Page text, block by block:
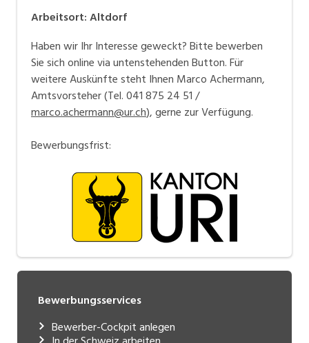
Arbeitsort:Altdorf
Haben wir Ihr Interesse geweckt? Bitte bewerben
Sie sich online via untenstehenden Button. Für
weitere Auskünfte steht Ihnen Marco Achermann,
Amtsvorsteher (Tel. 041 875 24 51 /
marco.achermann@ur.ch), gerne zur Verfügung.
Bewerbungsfrist:
Bewerbungsservices
Bewerber-Cockpit anlegen